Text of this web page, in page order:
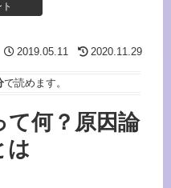
2019.05.11 2020.11.29
で読めます。
て何？原因論
は